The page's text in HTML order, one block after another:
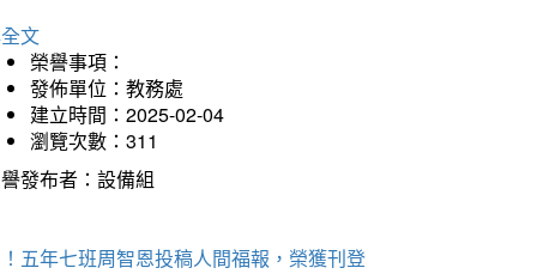
文
榮譽事項：
發佈單位：教務處
建立時間：2025-02-04
瀏覽次數：311
發布者：設備組
五年七班周智恩投稿人間福報，榮獲刊登